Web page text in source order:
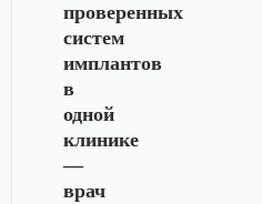
проверенных
систем
имплантов
в
одной
клинике
—
врач